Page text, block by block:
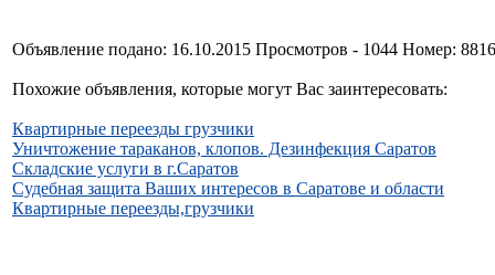
Объявление подано: 16.10.2015 Просмотров - 1044 Номер:
Похожие объявления, которые могут Вас заинтересовать:
Квартирные переезды грузчики
Уничтожение тараканов, клопов. Дезинфекция Саратов
Складские услуги в г.Саратов
Судебная защита Ваших интересов в Саратове и области
Квартирные переезды,грузчики